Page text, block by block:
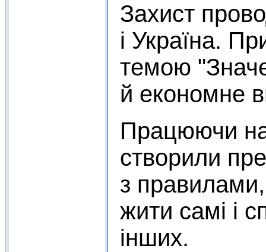
Захист
і Україна.
темою
й економне
Працюючи
створили
з
жити самі і
інших.